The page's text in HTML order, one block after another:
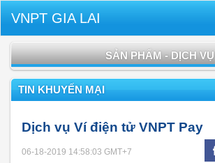
VNPT GIA LAI
SẢN PHẨM - DỊCH VỤ
TIN KHUYẾN MẠI
Dịch vụ Ví điện tử VNPT Pay
06-18-2019 14:58:03 GMT+7